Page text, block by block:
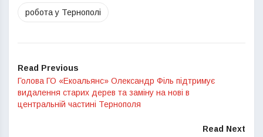
робота у Тернополі
Read Previous
Голова ГО «Екоальянс» Олександр Філь підтримує
видалення старих дерев та заміну на нові в
центральній частині Тернополя
Read Next